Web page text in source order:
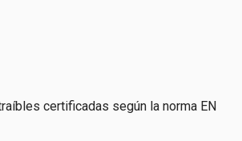
certificadas según la norma EN